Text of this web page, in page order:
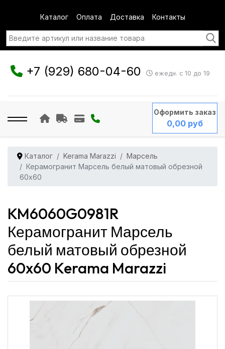
Каталог Оплата Доставка Контакты
+7 (929) 680-04-60 ежедн. с 10 до 19
Оформить заказ
0,00 руб
Каталог Kerama Marazzi
Марсель
Керамогранит Марсель белый матовый обрезной
60x60
KM6060G0981R
Керамогранит Марсель
белый матовый обрезной
60x60 Kerama Marazzi